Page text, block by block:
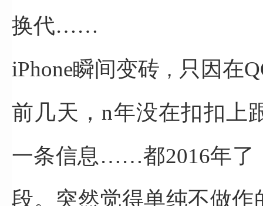
换代……
iPhone瞬间变砖 ， 只因在
前几天，n年没在扣扣上
一条信息……都2016年了
段。突然觉得单纯不做